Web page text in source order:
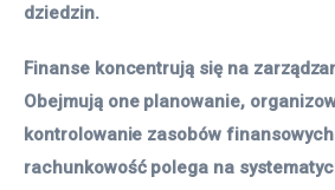
dziedzin.
Finanse koncentrują się na
Obejmują one planowanie,
kontrolowanie zasobów
rachunkowość polega na